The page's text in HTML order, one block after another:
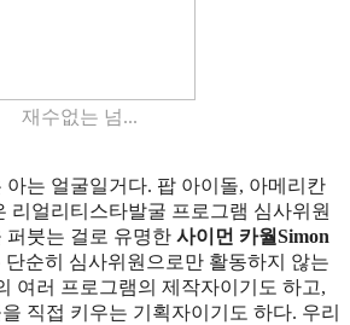
재수없는 넘...
아는 얼굴일거다. 팝 아이돌, 아메리칸
리얼리티스타발굴 프로그램 심사위원
퍼붓는 걸로 유명한 사이먼 카월Simon
단순히 심사위원으로만 활동하지 않는
여러 프로그램의 제작자이기도 하고,
직접 키우는 기획자이기도 하다. 우리